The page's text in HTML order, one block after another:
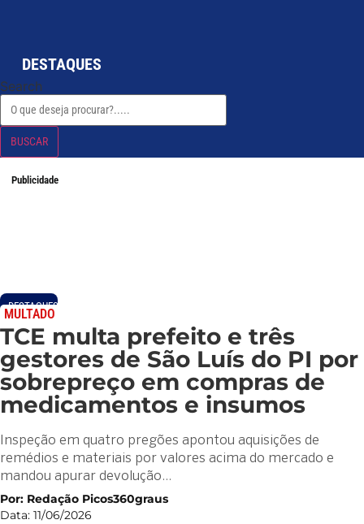
DESTAQUES
Search
BUSCAR
Publicidade
DESTAQUES
MULTADO
TCE multa prefeito e três
gestores de São Luís do PI por
sobrepreço em compras de
medicamentos e insumos
Inspeção em quatro pregões apontou aquisições de
remédios e materiais por valores acima do mercado e
mandou apurar devolução…
Por: Redação Picos360graus
Data: 11/06/2026